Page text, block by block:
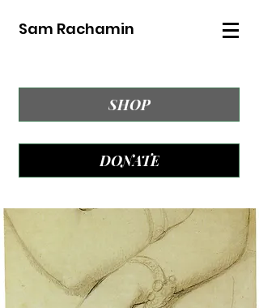
Sam Rachamin
SHOP
DONATE